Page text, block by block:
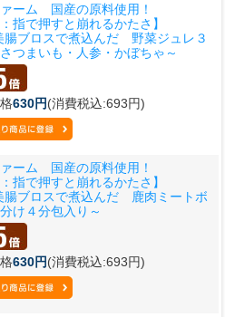
ーム 国産の原料使用！
指で押すと崩れるかたさ】
ブロスで煮込んだ 野菜ジュレ３
つまいも・人参・かぼちゃ～
630円(消費税込:693円)
ーム 国産の原料使用！
指で押すと崩れるかたさ】
ブロスで煮込んだ 鹿肉ミートボ
け４分包入り～
630円(消費税込:693円)